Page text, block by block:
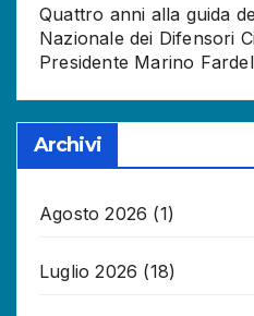
Quattro anni alla guida
Nazionale dei Difensori
Presidente Marino
Archivi
Agosto 2026 (1)
Luglio 2026 (18)